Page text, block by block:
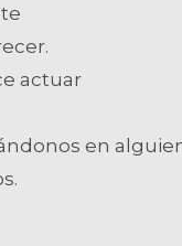
actuar
en